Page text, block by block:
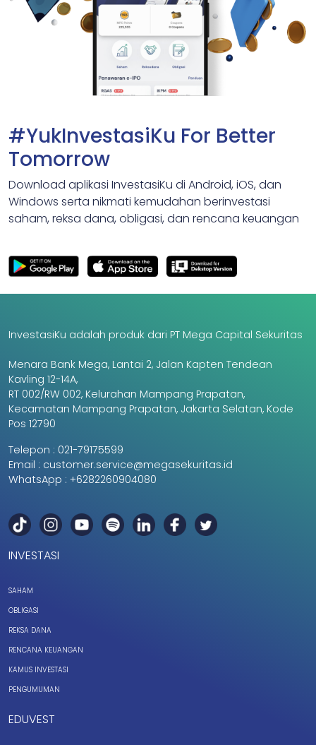
#YukInvestasiKu For Better
Tomorrow
Download aplikasi InvestasiKu di Android, iOS, dan
Windows serta nikmati kemudahan berinvestasi
saham, reksa dana, obligasi, dan rencana keuangan
InvestasiKu adalah produk dari PT Mega Capital Sekuritas
Menara Bank Mega, Lantai 2, Jalan Kapten Tendean
Kavling 12-14A,
RT 002/RW 002, Kelurahan Mampang Prapatan,
Kecamatan Mampang Prapatan, Jakarta Selatan, Kode
Pos 12790
Telepon : 021-79175599
Email : customer.service@megasekuritas.id
WhatsApp : +6282260904080
INVESTASI
SAHAM
OBLIGASI
REKSA DANA
RENCANA KEUANGAN
KAMUS INVESTASI
PENGUMUMAN
EDUVEST